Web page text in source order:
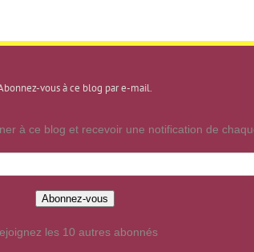
vous à ce blog par e-mail.
à ce blog et recevoir une notification de
Abonnez-vous
les 10 autres abonnés